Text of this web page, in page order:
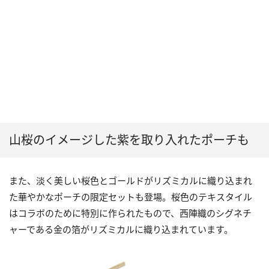
山桜のイメージした紫を取り入れたポーチも
また、淡く美しい桜色とゴールドがリズミカルに織り込まれ
た華やかなポーチの限定セットも登場。桜色のテキスタイル
はコラボのために特別に作られたもので、西陣織のシグネチ
ャーである金の箔がリズミカルに織り込まれています。